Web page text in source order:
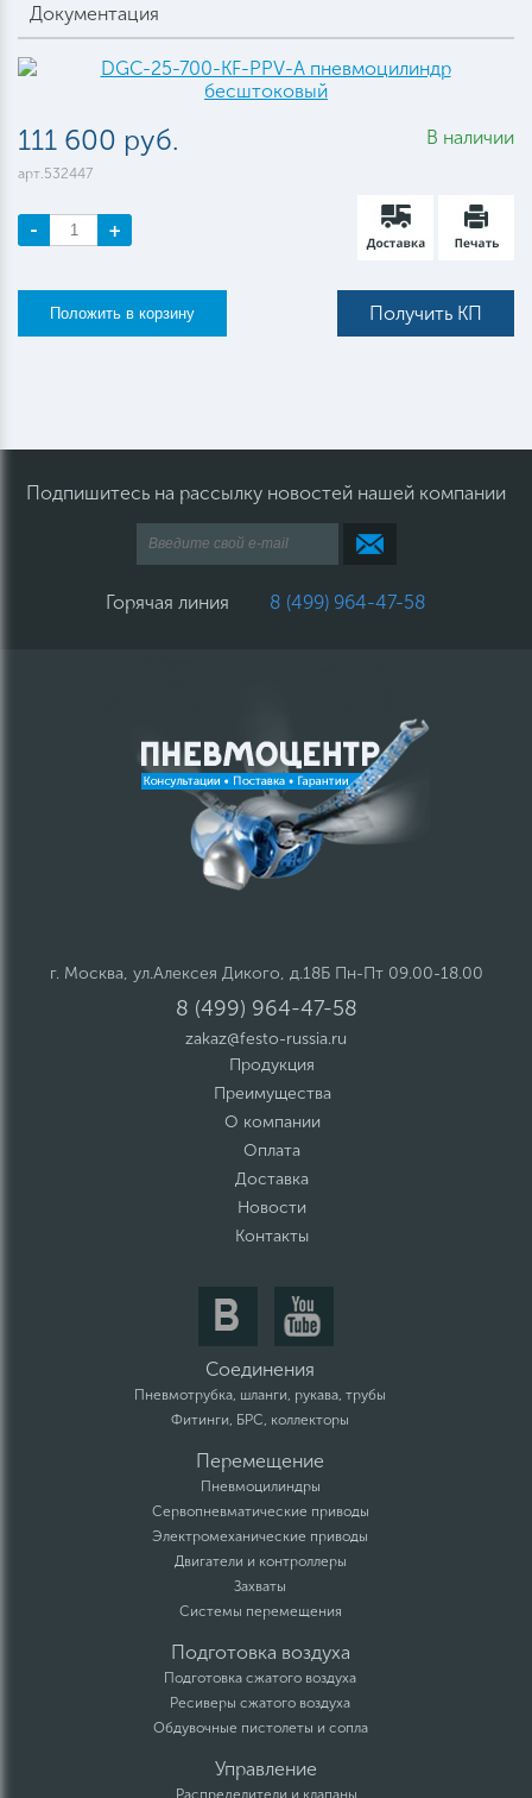
Документация
111 600 руб.
арт.532447
В наличии
- +
Получить КП
Подпишитесь на рассылку новостей нашей компании
Горячая линия 8 (499) 964-47-58
г. Москва, ул.Алексея Дикого, д.18Б Пн-Пт 09.00-18.00
8 (499) 964-47-58
zakaz@festo-russia.ru
Продукция
Преимущества
О компании
Оплата
Доставка
Новости
Контакты
Соединения
Пневмотрубка, шланги, рукава, трубы
Фитинги, БРС, коллекторы
Перемещение
Пневмоцилиндры
Сервопневматические приводы
Электромеханические приводы
Двигатели и контроллеры
Захваты
Системы перемещения
Подготовка воздуха
Подготовка сжатого воздуха
Ресиверы сжатого воздуха
Обдувочные пистолеты и сопла
Управление